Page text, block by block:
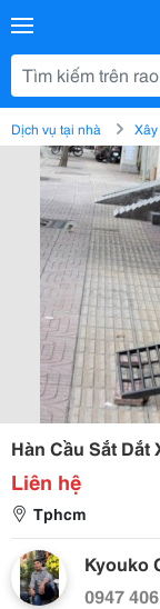
Dịch vụ tại nhà
Hàn Cầu Sắt Dắt
Liên hệ
Tphcm
Kyouko
0947